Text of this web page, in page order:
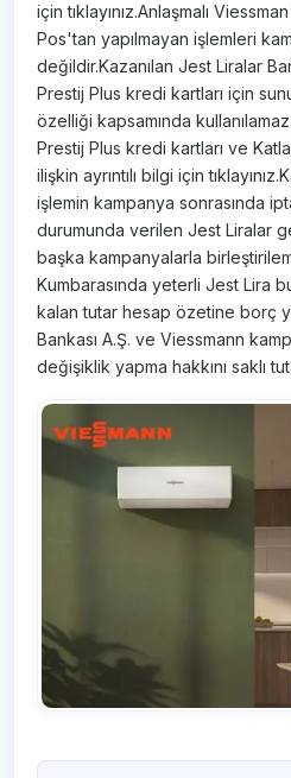
için tıklayınız.Anlaşmalı
Pos'tan yapılmayan işlemleri
değildir.Kazanılan Jest Liralar
Prestij Plus kredi kartları için
özelliği kapsamında
Prestij Plus kredi kartları ve
ilişkin ayrıntılı bilgi için
işlemin kampanya sonrasında
durumunda verilen Jest Liralar
başka kampanyalarla
Kumbarasında yeterli Jest Lira
kalan tutar hesap özetine borç
Bankası A.Ş. ve Viessmann
değişiklik yapma hakkını saklı